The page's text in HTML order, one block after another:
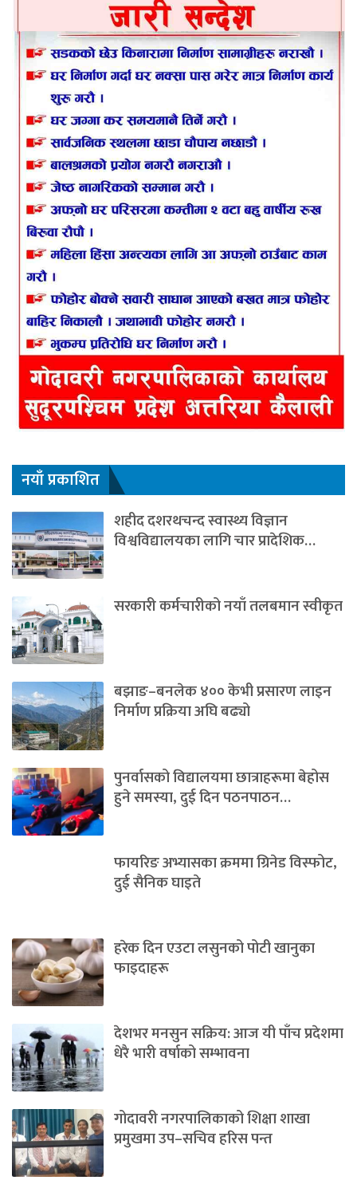
नयाँ प्रकाशित
शहीद दशरथचन्द स्वास्थ्य विज्ञान
विश्वविद्यालयका लागि चार प्रादेशिक…
सरकारी कर्मचारीको नयाँ तलबमान स्वीकृत
बझाङ–बनलेक ४०० केभी प्रसारण लाइन
निर्माण प्रक्रिया अघि बढ्यो
पुनर्वासको विद्यालयमा छात्राहरूमा बेहोस
हुने समस्या, दुई दिन पठनपाठन…
फायरिङ अभ्यासका क्रममा ग्रिनेड विस्फोट,
दुई सैनिक घाइते
हरेक दिन एउटा लसुनको पोटी खानुका
फाइदाहरू
देशभर मनसुन सक्रिय: आज यी पाँच प्रदेशमा
धेरै भारी वर्षाको सम्भावना
गोदावरी नगरपालिकाको शिक्षा शाखा
प्रमुखमा उप–सचिव हरिस पन्त